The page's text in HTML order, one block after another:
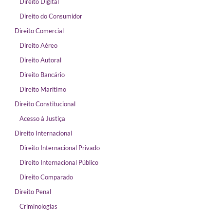
Direito do Consumidor
Direito Comercial
Direito Aéreo
Direito Autoral
Direito Bancário
Direito Marítimo
Direito Constitucional
Acesso à Justiça
Direito Internacional
Direito Internacional Privado
Direito Internacional Público
Direito Comparado
Direito Penal
Criminologias